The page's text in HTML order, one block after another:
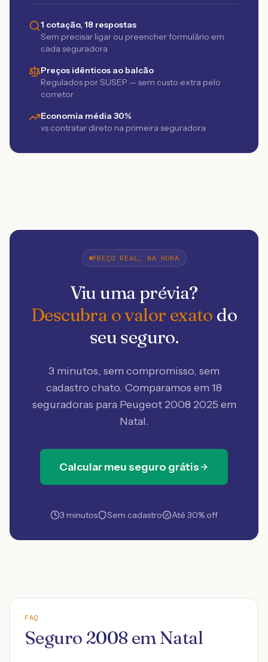
1 cotação, 18 respostas
Sem precisar ligar ou preencher formulário em
cada seguradora
Preços idênticos ao balcão
Regulados por SUSEP — sem custo extra pelo
corretor
Economia média 30%
vs contratar direto na primeira seguradora
PREÇO REAL, NA HORA
Viu uma prévia?
Descubra o valor exato do
seu seguro.
3 minutos, sem compromisso, sem
cadastro chato. Comparamos em 18
seguradoras para Peugeot 2008 2025 em
Natal.
Calcular meu seguro grátis
3 minutos Sem cadastro Até 30% off
FAQ
Seguro 2008 em Natal